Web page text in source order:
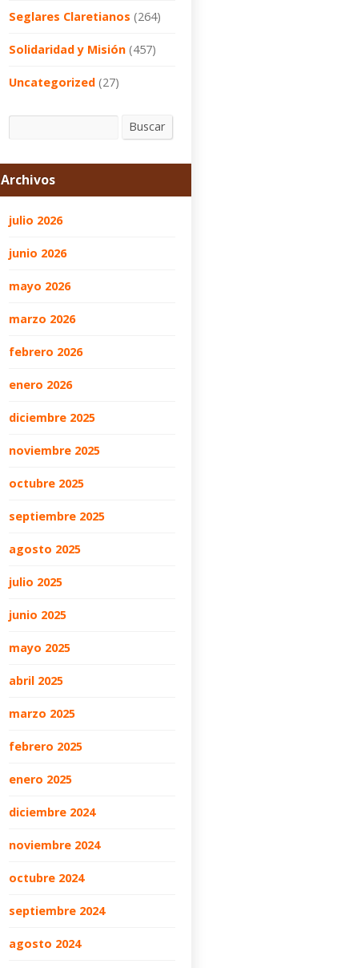
Seglares Claretianos (264)
Solidaridad y Misión (457)
Uncategorized (27)
Buscar
Archivos
julio 2026
junio 2026
mayo 2026
marzo 2026
febrero 2026
enero 2026
diciembre 2025
noviembre 2025
octubre 2025
septiembre 2025
agosto 2025
julio 2025
junio 2025
mayo 2025
abril 2025
marzo 2025
febrero 2025
enero 2025
diciembre 2024
noviembre 2024
octubre 2024
septiembre 2024
agosto 2024